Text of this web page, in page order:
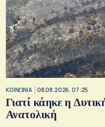
ΚΟΙΝΩΝΙΑ 08.08.2026, 07:25
Γιατί κάηκε η
Ανατολική